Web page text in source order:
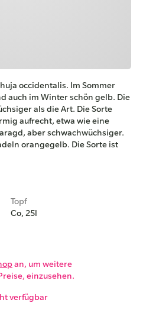
occidentalis. Im Sommer
auch im Winter schön gelb. Die
als die Art. Die Sorte
aufrecht, etwa wie eine
aber schwachwüchsiger.
orangegelb. Die Sorte ist
Topf
Co, 25l
an, um weitere
einzusehen.
verfügbar